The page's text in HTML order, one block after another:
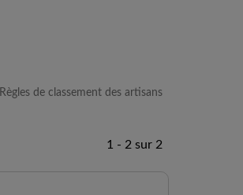
Règles de classement des artisans
1 - 2 sur 2